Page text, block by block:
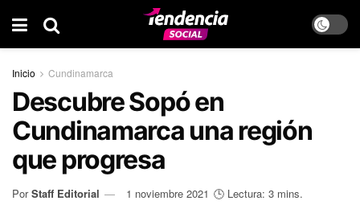
Inicio Cundinamarca
Descubre Sopó en
Cundinamarca una región
que progresa
Por Staff Editorial 1 noviembre 2021 🕒 Lectura: 3 mins.